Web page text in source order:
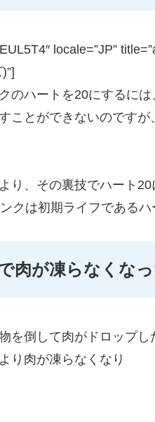
locale=”JP”
のハートを20にするに
ことができないのです
り、その裏技でハート
クは初期ライフであるハ
肉が凍らなくな
を倒して肉がドロップ
り肉が凍らなくなり